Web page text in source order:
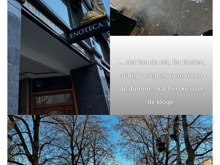
…det kan da vel, for fanden,
aldrig i evighet være ret, at
de dumme skal herske over
de kloge!